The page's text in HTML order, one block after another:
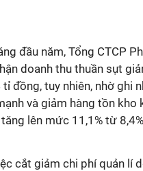
đầu năm, Tổng CTCP
doanh thu thuần sụt
đồng, tuy nhiên, nhờ ghi
và giảm hàng tồn kho
lên mức 11,1% từ
cắt giảm chi phí quản lí